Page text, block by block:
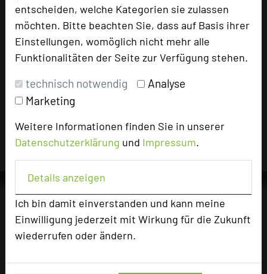
entscheiden, welche Kategorien sie zulassen
möchten. Bitte beachten Sie, dass auf Basis ihrer
Einstellungen, womöglich nicht mehr alle
Funktionalitäten der Seite zur Verfügung stehen.
technisch notwendig
Analyse
Marketing
Weitere Informationen finden Sie in unserer
Datenschutzerklärung und Impressum.
Details anzeigen
Ich bin damit einverstanden und kann meine
Einwilligung jederzeit mit Wirkung für die Zukunft
wiederrufen oder ändern.
vergangenen 30 Tagen auf diesem Portal aufgerufen.
Nutzungsrechte für dieses Portal eingeräumt und sind dafür
Über uns
Mission